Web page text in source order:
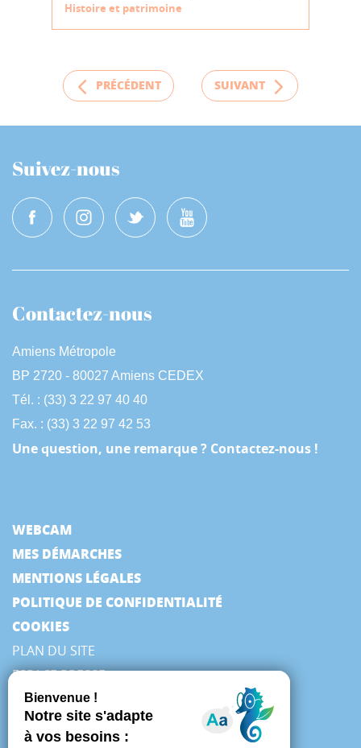
Histoire et patrimoine
PRÉCÉDENT SUIVANT
Suivez-nous
Contactez-nous
Amiens Métropole
BP 2720 - 80027 Amiens CEDEX
Tél. : (33) 3 22 97 40 40
Fax. : (33) 3 22 97 42 53
Une question, une remarque ? Contactez-nous !
WEBCAM
MES DÉMARCHES
MENTIONS LÉGALES
POLITIQUE DE CONFIDENTIALITÉ
COOKIES
PLAN DU SITE
ESPACE PRESSE